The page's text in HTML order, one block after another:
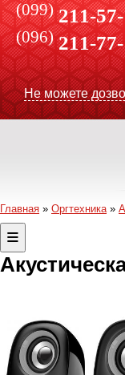
(099) 211-
(096)211-
Не можете
Главная » Оргтехника»